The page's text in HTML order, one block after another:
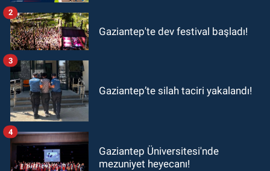
Gaziantep'te dev festival başladı!
2
Gaziantep’te silah taciri yakalandı!
3
Gaziantep Üniversitesi'nde
mezuniyet heyecanı!
4